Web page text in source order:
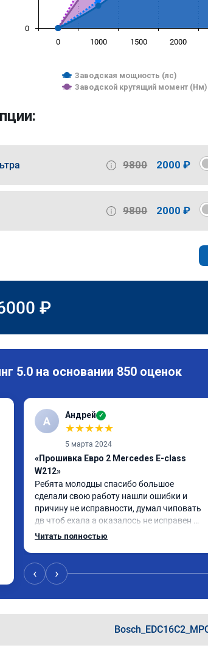
Заводская мощность (лс)
Заводской крутящий момент (Нм)
0 1000 1500 2000
0
9800 2000 ₽
9800 2000 ₽
₽
5.0 на основании 850 оценок
А Андрей ✓
★★★★★
5 марта 2024
«Прошивка Евро 2 Mercedes E-class
W212»
Ребята молодцы спасибо большое
сделали свою работу нашли ошибки и
причину не исправности, думал чиповать
дв чтоб ехала а оказалось не исправен
регулятор турбины, поменял стало все
Читать полностью
‹ ›